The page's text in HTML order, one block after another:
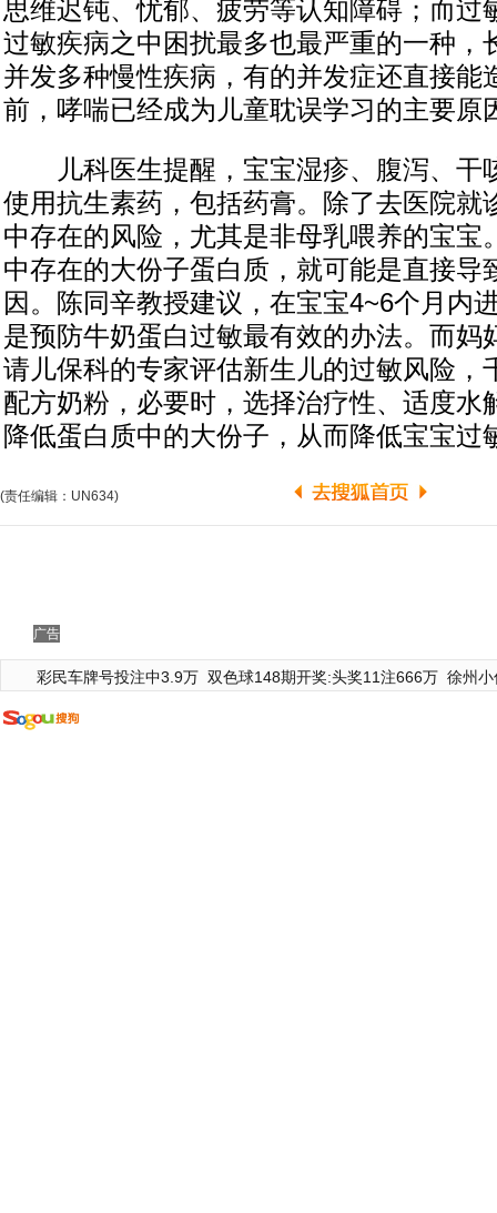
思维迟钝、忧郁、疲劳等认知障碍；而过
过敏疾病之中困扰最多也最严重的一种，
并发多种慢性疾病，有的并发症还直接能
前，哮喘已经成为儿童耽误学习的主要原
儿科医生提醒，宝宝湿疹、腹泻、干
使用抗生素药，包括药膏。除了去医院就
中存在的风险，尤其是非母乳喂养的宝宝
中存在的大份子蛋白质，就可能是直接导
因。陈同辛教授建议，在宝宝4~6个月内
是预防牛奶蛋白过敏最有效的办法。而妈
请儿保科的专家评估新生儿的过敏风险，
配方奶粉，必要时，选择治疗性、适度水
降低蛋白质中的大份子，从而降低宝宝过
(责任编辑：UN634)
广告
彩民车牌号投注中3.9万 双色球148期开奖:头奖11注666万 徐州